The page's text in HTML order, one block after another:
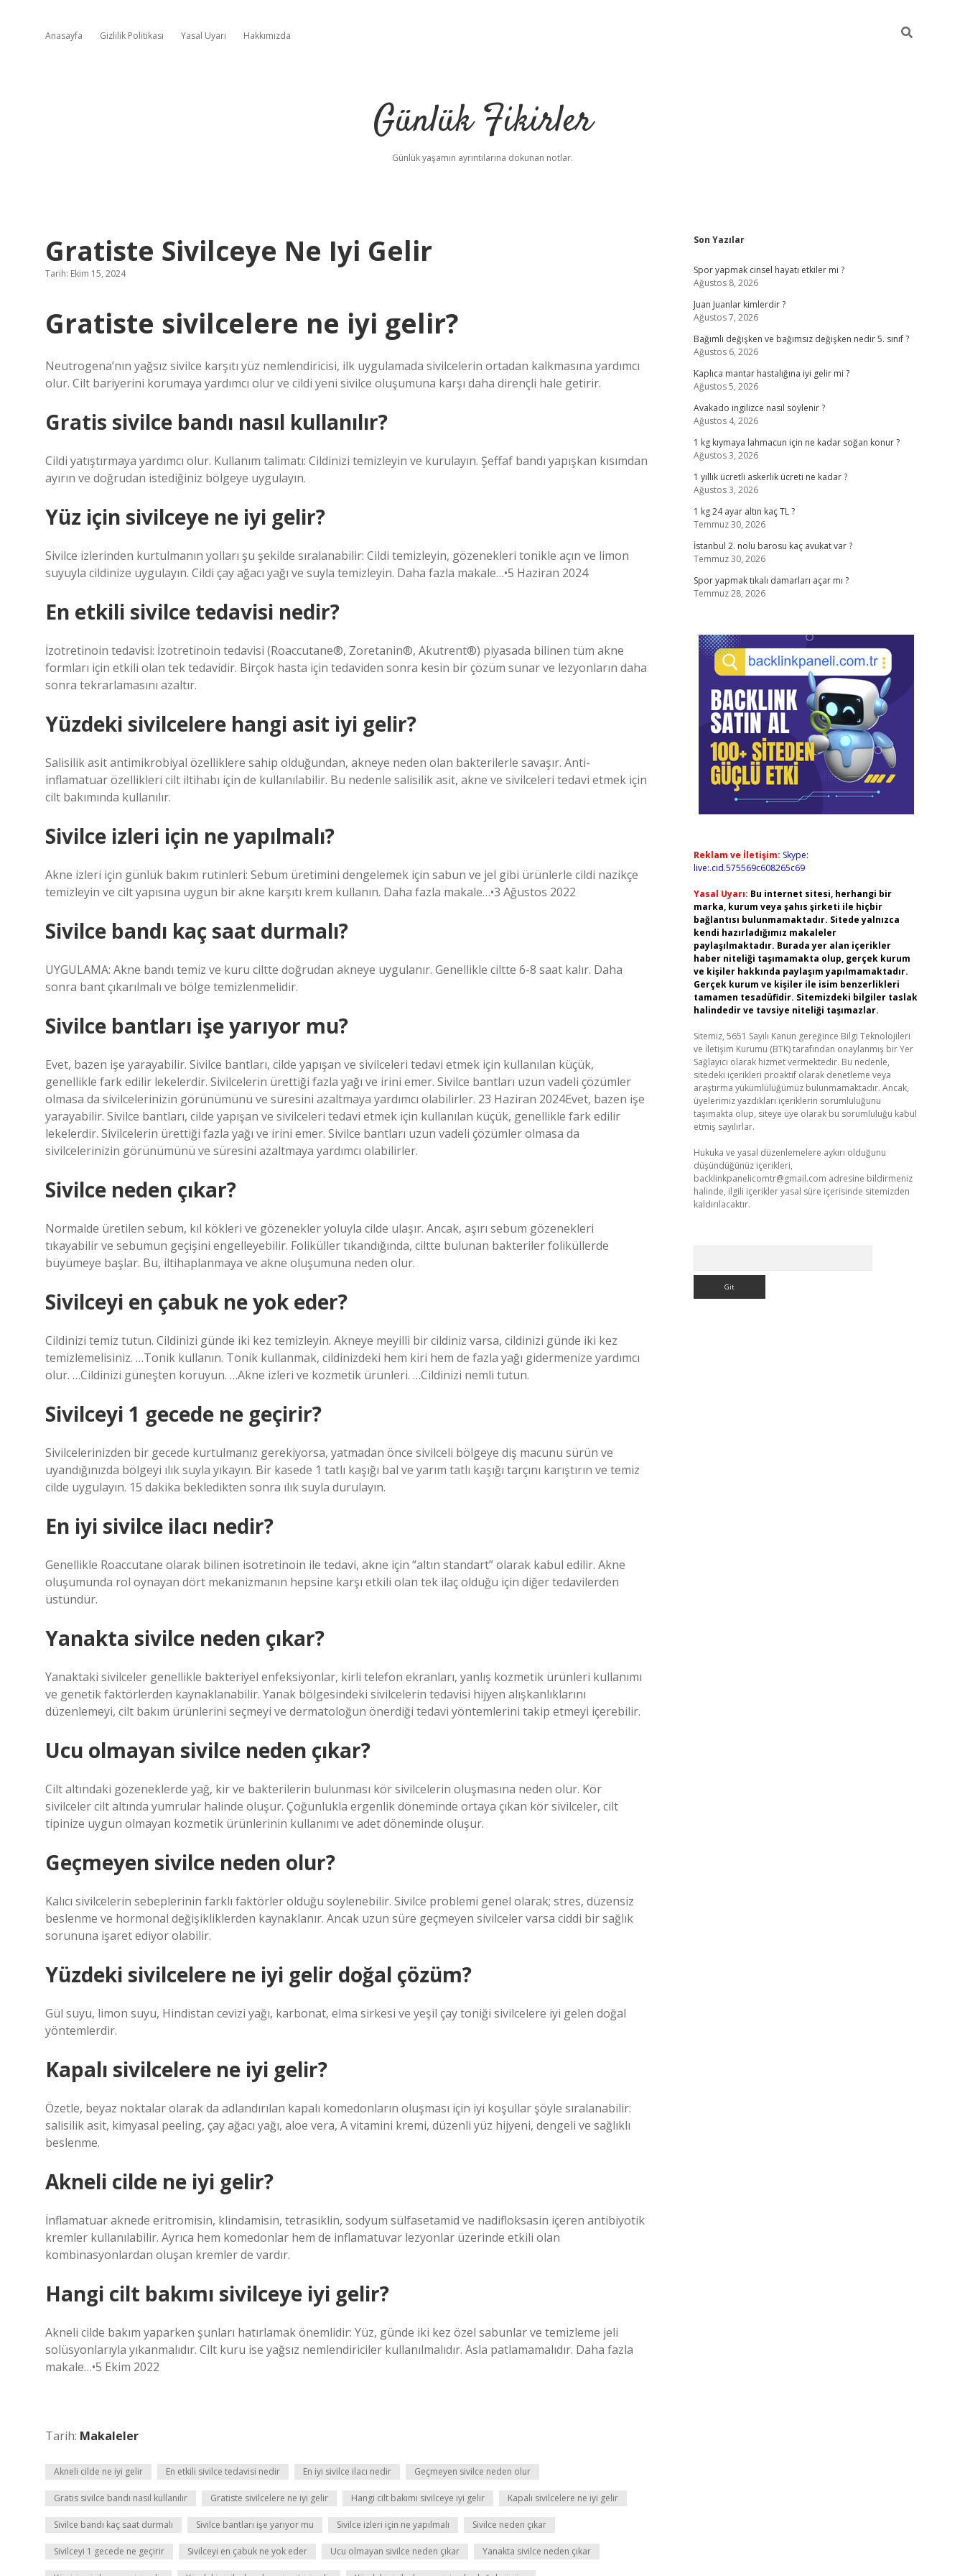
Anasayfa Gizlilik Politikası Yasal Uyarı Hakkımızda
Günlük Fikirler
Günlük yaşamın ayrıntılarına dokunan notlar.
Gratiste Sivilceye Ne Iyi Gelir
Tarih: Ekim 15, 2024
Gratiste sivilcelere ne iyi gelir?
Neutrogena’nın yağsız sivilce karşıtı yüz nemlendiricisi, ilk uygulamada sivilcelerin ortadan kalkmasına yardımcı
olur. Cilt bariyerini korumaya yardımcı olur ve cildi yeni sivilce oluşumuna karşı daha dirençli hale getirir.
Gratis sivilce bandı nasıl kullanılır?
Cildi yatıştırmaya yardımcı olur. Kullanım talimatı: Cildinizi temizleyin ve kurulayın. Şeffaf bandı yapışkan kısımdan
ayırın ve doğrudan istediğiniz bölgeye uygulayın.
Yüz için sivilceye ne iyi gelir?
Sivilce izlerinden kurtulmanın yolları şu şekilde sıralanabilir: Cildi temizleyin, gözenekleri tonikle açın ve limon
suyuyla cildinize uygulayın. Cildi çay ağacı yağı ve suyla temizleyin. Daha fazla makale…•5 Haziran 2024
En etkili sivilce tedavisi nedir?
İzotretinoin tedavisi: İzotretinoin tedavisi (Roaccutane®, Zoretanin®, Akutrent®) piyasada bilinen tüm akne
formları için etkili olan tek tedavidir. Birçok hasta için tedaviden sonra kesin bir çözüm sunar ve lezyonların daha
sonra tekrarlamasını azaltır.
Yüzdeki sivilcelere hangi asit iyi gelir?
Salisilik asit antimikrobiyal özelliklere sahip olduğundan, akneye neden olan bakterilerle savaşır. Anti-
inflamatuar özellikleri cilt iltihabı için de kullanılabilir. Bu nedenle salisilik asit, akne ve sivilceleri tedavi etmek için
cilt bakımında kullanılır.
Sivilce izleri için ne yapılmalı?
Akne izleri için günlük bakım rutinleri: Sebum üretimini dengelemek için sabun ve jel gibi ürünlerle cildi nazikçe
temizleyin ve cilt yapısına uygun bir akne karşıtı krem ​​kullanın. Daha fazla makale…•3 Ağustos 2022
Sivilce bandı kaç saat durmalı?
UYGULAMA: Akne bandı temiz ve kuru ciltte doğrudan akneye uygulanır. Genellikle ciltte 6-8 saat kalır. Daha
sonra bant çıkarılmalı ve bölge temizlenmelidir.
Sivilce bantları işe yarıyor mu?
Evet, bazen işe yarayabilir. Sivilce bantları, cilde yapışan ve sivilceleri tedavi etmek için kullanılan küçük,
genellikle fark edilir lekelerdir. Sivilcelerin ürettiği fazla yağı ve irini emer. Sivilce bantları uzun vadeli çözümler
olmasa da sivilcelerinizin görünümünü ve süresini azaltmaya yardımcı olabilirler. 23 Haziran 2024Evet, bazen işe
yarayabilir. Sivilce bantları, cilde yapışan ve sivilceleri tedavi etmek için kullanılan küçük, genellikle fark edilir
lekelerdir. Sivilcelerin ürettiği fazla yağı ve irini emer. Sivilce bantları uzun vadeli çözümler olmasa da
sivilcelerinizin görünümünü ve süresini azaltmaya yardımcı olabilirler.
Sivilce neden çıkar?
Normalde üretilen sebum, kıl kökleri ve gözenekler yoluyla cilde ulaşır. Ancak, aşırı sebum gözenekleri
tıkayabilir ve sebumun geçişini engelleyebilir. Foliküller tıkandığında, ciltte bulunan bakteriler foliküllerde
büyümeye başlar. Bu, iltihaplanmaya ve akne oluşumuna neden olur.
Sivilceyi en çabuk ne yok eder?
Cildinizi temiz tutun. Cildinizi günde iki kez temizleyin. Akneye meyilli bir cildiniz varsa, cildinizi günde iki kez
temizlemelisiniz. …Tonik kullanın. Tonik kullanmak, cildinizdeki hem kiri hem de fazla yağı gidermenize yardımcı
olur. …Cildinizi güneşten koruyun. …Akne izleri ve kozmetik ürünleri. …Cildinizi nemli tutun.
Sivilceyi 1 gecede ne geçirir?
Sivilcelerinizden bir gecede kurtulmanız gerekiyorsa, yatmadan önce sivilceli bölgeye diş macunu sürün ve
uyandığınızda bölgeyi ılık suyla yıkayın. Bir kasede 1 tatlı kaşığı bal ve yarım tatlı kaşığı tarçını karıştırın ve temiz
cilde uygulayın. 15 dakika bekledikten sonra ılık suyla durulayın.
En iyi sivilce ilacı nedir?
Genellikle Roaccutane olarak bilinen isotretinoin ile tedavi, akne için “altın standart” olarak kabul edilir. Akne
oluşumunda rol oynayan dört mekanizmanın hepsine karşı etkili olan tek ilaç olduğu için diğer tedavilerden
üstündür.
Yanakta sivilce neden çıkar?
Yanaktaki sivilceler genellikle bakteriyel enfeksiyonlar, kirli telefon ekranları, yanlış kozmetik ürünleri kullanımı
ve genetik faktörlerden kaynaklanabilir. Yanak bölgesindeki sivilcelerin tedavisi hijyen alışkanlıklarını
düzenlemeyi, cilt bakım ürünlerini seçmeyi ve dermatoloğun önerdiği tedavi yöntemlerini takip etmeyi içerebilir.
Ucu olmayan sivilce neden çıkar?
Cilt altındaki gözeneklerde yağ, kir ve bakterilerin bulunması kör sivilcelerin oluşmasına neden olur. Kör
sivilceler cilt altında yumrular halinde oluşur. Çoğunlukla ergenlik döneminde ortaya çıkan kör sivilceler, cilt
tipinize uygun olmayan kozmetik ürünlerinin kullanımı ve adet döneminde oluşur.
Geçmeyen sivilce neden olur?
Kalıcı sivilcelerin sebeplerinin farklı faktörler olduğu söylenebilir. Sivilce problemi genel olarak; stres, düzensiz
beslenme ve hormonal değişikliklerden kaynaklanır. Ancak uzun süre geçmeyen sivilceler varsa ciddi bir sağlık
sorununa işaret ediyor olabilir.
Yüzdeki sivilcelere ne iyi gelir doğal çözüm?
Gül suyu, limon suyu, Hindistan cevizi yağı, karbonat, elma sirkesi ve yeşil çay toniği sivilcelere iyi gelen doğal
yöntemlerdir.
Kapalı sivilcelere ne iyi gelir?
Özetle, beyaz noktalar olarak da adlandırılan kapalı komedonların oluşması için iyi koşullar şöyle sıralanabilir:
salisilik asit, kimyasal peeling, çay ağacı yağı, aloe vera, A vitamini kremi, düzenli yüz hijyeni, dengeli ve sağlıklı
beslenme.
Akneli cilde ne iyi gelir?
İnflamatuar aknede eritromisin, klindamisin, tetrasiklin, sodyum sülfasetamid ve nadifloksasin içeren antibiyotik
kremler kullanılabilir. Ayrıca hem komedonlar hem de inflamatuvar lezyonlar üzerinde etkili olan
kombinasyonlardan oluşan kremler de vardır.
Hangi cilt bakımı sivilceye iyi gelir?
Akneli cilde bakım yaparken şunları hatırlamak önemlidir: Yüz, günde iki kez özel sabunlar ve temizleme jeli
solüsyonlarıyla yıkanmalıdır. Cilt kuru ise yağsız nemlendiriciler kullanılmalıdır. Asla patlamamalıdır. Daha fazla
makale…•5 Ekim 2022
Tarih: Makaleler
Akneli cilde ne iyi gelir En etkili sivilce tedavisi nedir En iyi sivilce ilacı nedir Geçmeyen sivilce neden olur
Gratis sivilce bandı nasıl kullanılır Gratiste sivilcelere ne iyi gelir Hangi cilt bakımı sivilceye iyi gelir Kapalı sivilcelere ne iyi gelir
Sivilce bandı kaç saat durmalı Sivilce bantları işe yarıyor mu Sivilce izleri için ne yapılmalı Sivilce neden çıkar
Sivilceyi 1 gecede ne geçirir Sivilceyi en çabuk ne yok eder Ucu olmayan sivilce neden çıkar Yanakta sivilce neden çıkar
Sidebar
Son Yazılar
Spor yapmak cinsel hayatı etkiler mi ?
Ağustos 8, 2026
Juan Juanlar kimlerdir ?
Ağustos 7, 2026
Bağımlı değişken ve bağımsız değişken nedir 5. sınıf ?
Ağustos 6, 2026
Kaplıca mantar hastalığına iyi gelir mi ?
Ağustos 5, 2026
Avakado ingilizce nasıl söylenir ?
Ağustos 4, 2026
1 kg kıymaya lahmacun için ne kadar soğan konur ?
Ağustos 3, 2026
1 yıllık ücretli askerlik ücreti ne kadar ?
Ağustos 3, 2026
1 kg 24 ayar altın kaç TL ?
Temmuz 30, 2026
İstanbul 2. nolu barosu kaç avukat var ?
Temmuz 30, 2026
Spor yapmak tıkalı damarları açar mı ?
Temmuz 28, 2026
Reklam ve İletişim: Skype:
live:.cid.575569c608265c69
Yasal Uyarı: Bu internet sitesi, herhangi bir
marka, kurum veya şahıs şirketi ile hiçbir
bağlantısı bulunmamaktadır. Sitede yalnızca
kendi hazırladığımız makaleler
paylaşılmaktadır. Burada yer alan içerikler
haber niteliği taşımamakta olup, gerçek kurum
ve kişiler hakkında paylaşım yapılmamaktadır.
Gerçek kurum ve kişiler ile isim benzerlikleri
tamamen tesadüfidir. Sitemizdeki bilgiler taslak
halindedir ve tavsiye niteliği taşımazlar.
Sitemiz, 5651 Sayılı Kanun gereğince Bilgi Teknolojileri
ve İletişim Kurumu (BTK) tarafından onaylanmış bir Yer
Sağlayıcı olarak hizmet vermektedir. Bu nedenle,
sitedeki içerikleri proaktif olarak denetleme veya
araştırma yükümlülüğümüz bulunmamaktadır. Ancak,
üyelerimiz yazdıkları içeriklerin sorumluluğunu
taşımakta olup, siteye üye olarak bu sorumluluğu kabul
etmiş sayılırlar.
Hukuka ve yasal düzenlemelere aykırı olduğunu
düşündüğünüz içerikleri,
backlinkpanelicomtr@gmail.com adresine bildirmeniz
halinde, ilgili içerikler yasal süre içerisinde sitemizden
kaldırılacaktır.